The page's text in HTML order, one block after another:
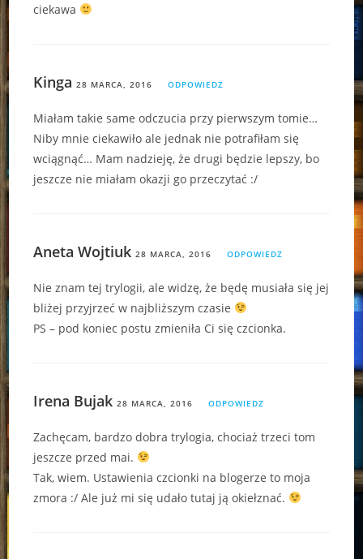
ciekawa
Kinga 28 MARCA, 2016 ODPOWIEDZ
Miałam takie same odczucia przy pierwszym tomie…
Niby mnie ciekawiło ale jednak nie potrafiłam się
wciągnąć… Mam nadzieję, że drugi będzie lepszy, bo
jeszcze nie miałam okazji go przeczytać :/
Aneta Wojtiuk 28 MARCA, 2016 ODPOWIEDZ
Nie znam tej trylogii, ale widzę, że będę musiała się jej
bliżej przyjrzeć w najbliższym czasie
PS – pod koniec postu zmieniła Ci się czcionka.
Irena Bujak 28 MARCA, 2016 ODPOWIEDZ
Zachęcam, bardzo dobra trylogia, chociaż trzeci tom
jeszcze przed mai.
Tak, wiem. Ustawienia czcionki na blogerze to moja
zmora :/ Ale już mi się udało tutaj ją okiełznać.